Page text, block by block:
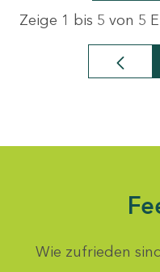
Zeige 1 bis 5 von 5
Wie zufrieden